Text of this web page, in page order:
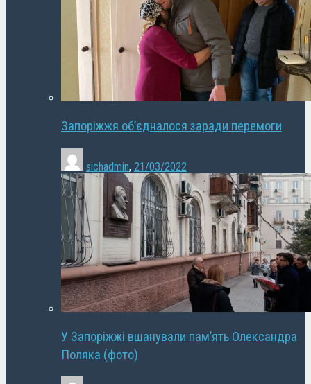
Запоріжжя об’єдналося заради перемоги
sichadmin, 21/03/2022
У Запоріжжі вшанували пам’ять Олександра
Поляка (фото)